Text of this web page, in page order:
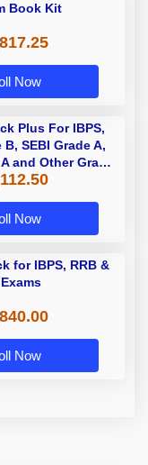
Book Kit
Now
Plus For IBPS,
B, SEBI Grade A,
and Other Grade
Bank Exams
Now
for IBPS, RRB &
Now